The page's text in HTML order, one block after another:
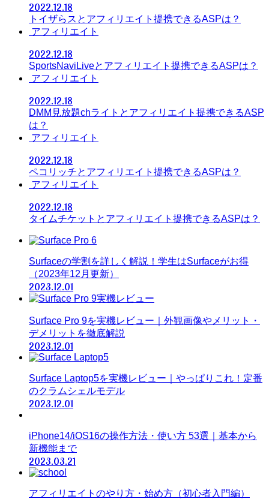
2022.12.18
トイザらスとアフィリエイト提携できるASPは？
アフィリエイト
2022.12.18
SportsNaviLiveとアフィリエイト提携できるASPは？
アフィリエイト
2022.12.18
DMM見放題chライトとアフィリエイト提携できるASP
は？
アフィリエイト
2022.12.18
ペコリッチとアフィリエイト提携できるASPは？
アフィリエイト
2022.12.18
タイムチケットとアフィリエイト提携できるASPは？
Surfaceの学割を詳しく解説！学生はSurfaceがお得
（2023年12月更新）
2023.12.01
Surface Pro 9を実機レビュー｜外観画像やメリット・
デメリットを徹底解説
2023.12.01
Surface Laptop5を実機レビュー｜やっぱりこれ！定番
のクラムシェルモデル
2023.12.01
iPhone14/iOS16の操作方法・使い方 53選｜基本から
新機能まで
2023.03.21
アフィリエイトのやり方・始め方（初心者入門編）